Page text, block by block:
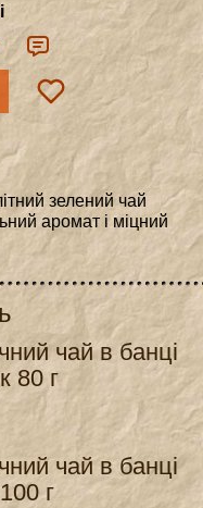
зелений чай
аромат і міцний
чай в банці
80 г
чай в банці
г